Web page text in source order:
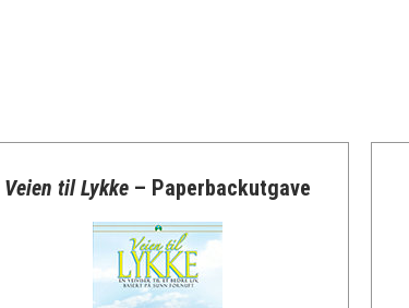
Veien til Lykke – Paperbackutgave